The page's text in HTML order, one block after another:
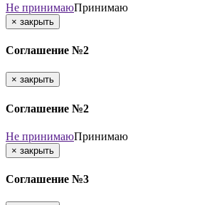
Не принимаюПринимаю
× закрыть
Соглашение №2
× закрыть
Соглашение №2
Не принимаюПринимаю
× закрыть
Соглашение №3